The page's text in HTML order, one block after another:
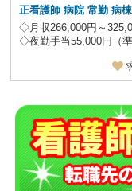
正看護師 病院 常勤 病棟
◇月収266,000円～
◇夜勤手当55,000円（